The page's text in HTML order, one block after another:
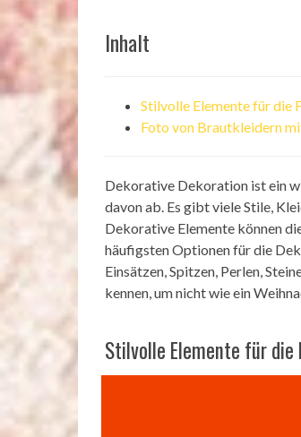
Inhalt
Stilvolle Elemente für die
Foto von Brautkleidern
Dekorative Dekoration ist ein
davon ab. Es gibt viele Stile,
Dekorative Elemente können
häufigsten Optionen für die
Einsätzen, Spitzen, Perlen,
kennen, um nicht wie ein
Stilvolle Elemente für